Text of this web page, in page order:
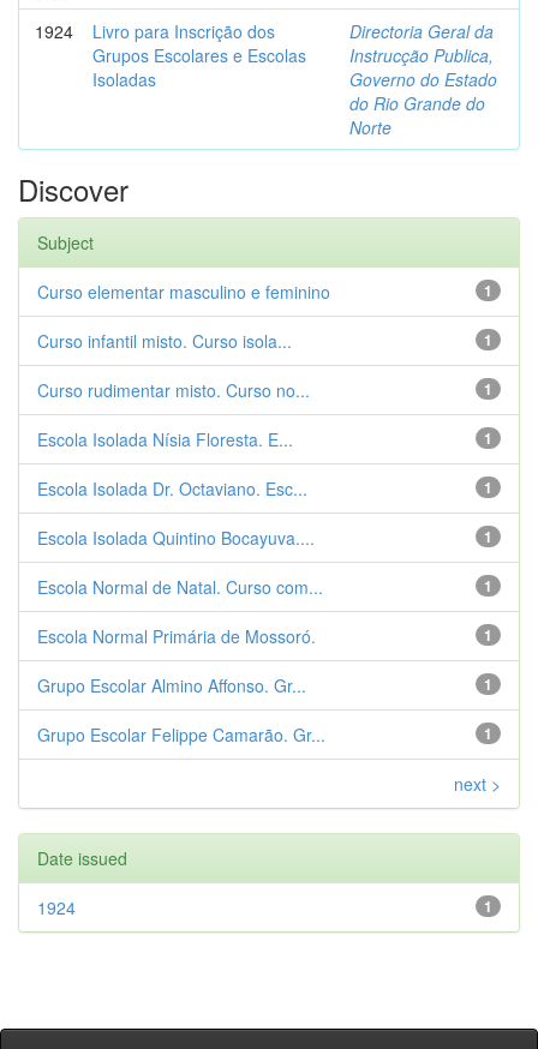
1924
Livro para Inscrição dos
Grupos Escolares e Escolas
Isoladas
Directoria Geral da
Instrucção Publica,
Governo do Estado
do Rio Grande do
Norte
Discover
Subject
1
Curso elementar masculino e feminino
1
Curso infantil misto. Curso isola...
1
Curso rudimentar misto. Curso no...
1
Escola Isolada Nísia Floresta. E...
1
Escola Isolada Dr. Octaviano. Esc...
1
Escola Isolada Quintino Bocayuva....
1
Escola Normal de Natal. Curso com...
1
Escola Normal Primária de Mossoró.
1
Grupo Escolar Almino Affonso. Gr...
1
Grupo Escolar Felippe Camarão. Gr...
next >
Date issued
1
1924